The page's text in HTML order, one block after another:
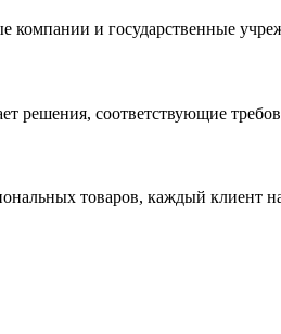
компании и государственные
решения, соответствующие
товаров, каждый клиент